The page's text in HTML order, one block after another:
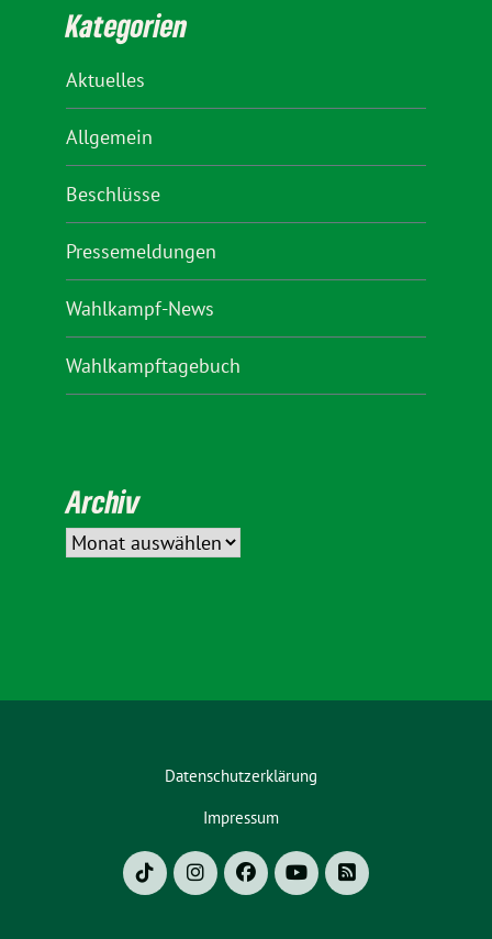
Kategorien
Aktuelles
Allgemein
Beschlüsse
Pressemeldungen
Wahlkampf-News
Wahlkampftagebuch
Archiv
Datenschutzerklärung
Impressum